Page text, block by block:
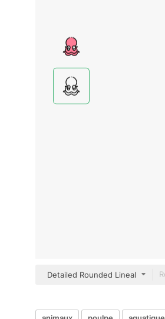
Detailed Rounded Lineal